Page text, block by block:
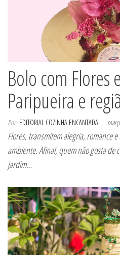
Bolo com Flores
Paripueira e
Por EDITORIAL COZINHA ENCANTADA
Flores, transmitem alegria, romance
ambiente. Afinal, quem não gosta
jardim…